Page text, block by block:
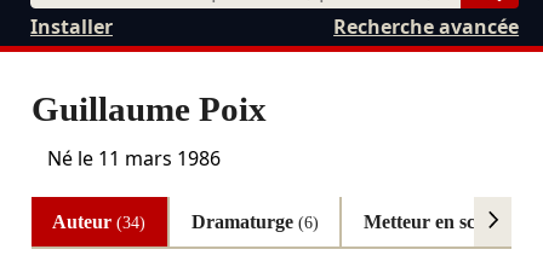
Recherche avancée
Installer
Guillaume Poix
Né le 11 mars 1986
Auteur(34) Dramaturge (6) Metteur en scène